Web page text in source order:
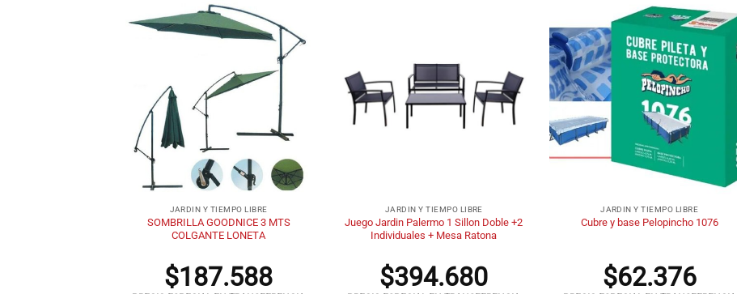
JARDIN Y TIEMPO LIBRE
SOMBRILLA GOODNICE 3 MTS
COLGANTE LONETA
$187.588
JARDIN Y TIEMPO LIBRE
Juego Jardin Palermo 1 Sillon Doble +2
Individuales + Mesa Ratona
$394.680
JARDIN Y TIEMPO LIBRE
Cubre y base Pelopincho 1076
$62.376